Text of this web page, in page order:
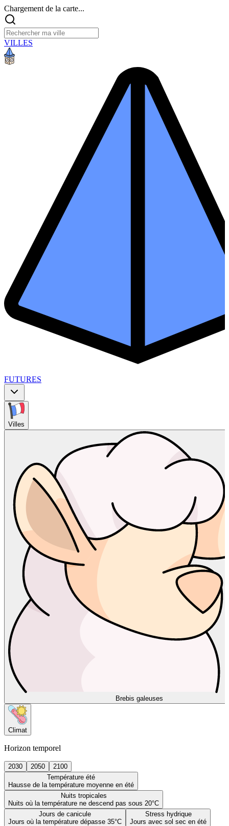
Chargement de la carte...
VILLES
FUTURES
Villes
Brebis galeuses
Climat
Horizon temporel
2030 2050
2100
Température été
Hausse de la température moyenne en été
Nuits tropicales
Nuits où la température ne descend pas sous 20°C
Jours de canicule
Jours où la température dépasse 35°C
Stress hydrique
Jours avec sol sec en été